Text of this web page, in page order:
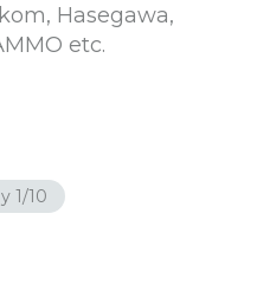
Hasegawa,
etc.
1/10